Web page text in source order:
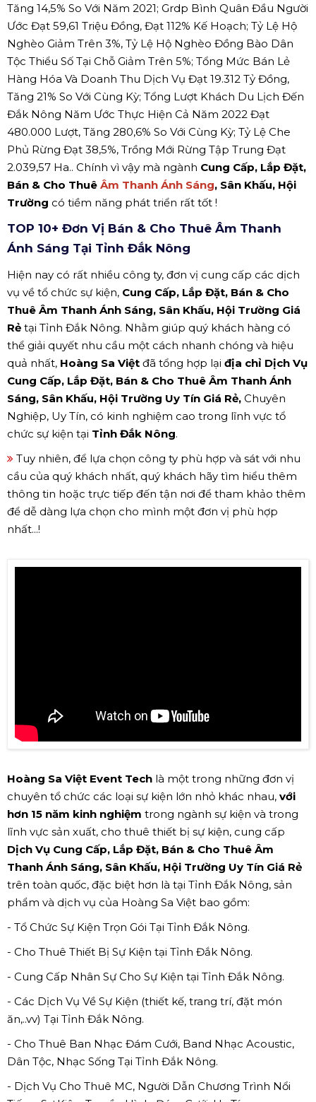
Tăng 14,5% So Với Năm 2021; Grdp Bình Quân Đầu Người
Ước Đạt 59,61 Triệu Đồng, Đạt 112% Kế Hoạch; Tỷ Lệ Hộ
Nghèo Giảm Trên 3%, Tỷ Lệ Hộ Nghèo Đồng Bào Dân
Tộc Thiểu Số Tại Chỗ Giảm Trên 5%; Tổng Mức Bán Lẻ
Hàng Hóa Và Doanh Thu Dịch Vụ Đạt 19.312 Tỷ Đồng,
Tăng 21% So Với Cùng Kỳ; Tổng Lượt Khách Du Lịch Đến
Đắk Nông Năm Ước Thực Hiện Cả Năm 2022 Đạt
480.000 Lượt, Tăng 280,6% So Với Cùng Kỳ; Tỷ Lệ Che
Phủ Rừng Đạt 38,5%, Trồng Mới Rừng Tập Trung Đạt
2.039,57 Ha.. Chính vì vậy mà ngành Cung Cấp, Lắp Đặt,
Bán & Cho Thuê Âm Thanh Ánh Sáng, Sân Khấu, Hội
Trường có tiềm năng phát triển rất tốt !
TOP 10+ Đơn Vị Bán & Cho Thuê Âm Thanh
Ánh Sáng Tại Tỉnh Đắk Nông
Hiện nay có rất nhiều công ty, đơn vị cung cấp các dịch
vụ về tổ chức sự kiện, Cung Cấp, Lắp Đặt, Bán & Cho
Thuê Âm Thanh Ánh Sáng, Sân Khấu, Hội Trường Giá
Rẻ tại Tỉnh Đắk Nông. Nhằm giúp quý khách hàng có
thể giải quyết nhu cầu một cách nhanh chóng và hiệu
quả nhất, Hoàng Sa Việt đã tổng hợp lại địa chỉ Dịch Vụ
Cung Cấp, Lắp Đặt, Bán & Cho Thuê Âm Thanh Ánh
Sáng, Sân Khấu, Hội Trường Uy Tín Giá Rẻ, Chuyên
Nghiệp, Uy Tín, có kinh nghiệm cao trong lĩnh vực tổ
chức sự kiện tại Tỉnh Đắk Nông.
Tuy nhiên, để lựa chọn công ty phù hợp và sát với nhu
cầu của quý khách nhất, quý khách hãy tìm hiểu thêm
thông tin hoặc trực tiếp đến tận nơi để tham khảo thêm
để dễ dàng lựa chọn cho mình một đơn vị phù hợp
nhất...!
Hoàng Sa Việt Event Tech là một trong những đơn vị
chuyên tổ chức các loại sự kiện lớn nhỏ khác nhau, với
hơn 15 năm kinh nghiệm trong ngành sự kiện và trong
lĩnh vực sản xuất, cho thuê thiết bị sự kiện, cung cấp
Dịch Vụ Cung Cấp, Lắp Đặt, Bán & Cho Thuê Âm
Thanh Ánh Sáng, Sân Khấu, Hội Trường Uy Tín Giá Rẻ
trên toàn quốc, đặc biệt hơn là tại Tỉnh Đắk Nông, sản
phẩm và dịch vụ của Hoàng Sa Việt bao gồm:
- Tổ Chức Sự Kiện Trọn Gói Tại Tỉnh Đắk Nông.
- Cho Thuê Thiết Bị Sự Kiện tại Tỉnh Đắk Nông.
- Cung Cấp Nhân Sự Cho Sự Kiện tại Tỉnh Đắk Nông.
- Các Dịch Vụ Về Sự Kiện (thiết kế, trang trí, đặt món
ăn,..vv) Tại Tỉnh Đắk Nông.
- Cho Thuê Ban Nhạc Đám Cưới, Band Nhạc Acoustic,
Dân Tộc, Nhạc Sống Tại Tỉnh Đắk Nông.
- Dịch Vụ Cho Thuê MC, Người Dẫn Chương Trình Nổi